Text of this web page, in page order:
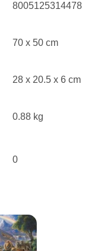
8005125314478
70 x 50 cm
28 x 20.5 x 6 cm
0.88 kg
0